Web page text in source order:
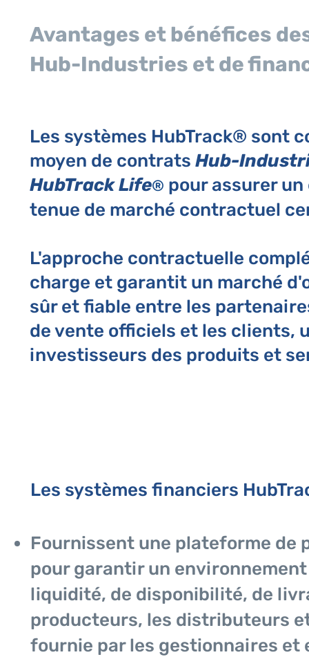
Avantages et bénéfices
Hub-Industries et de
Les systèmes HubTrack® sont
moyen de contrats Hub-
HubTrack Life® pour assurer
tenue de marché contractuel
L'approche contractuelle
charge et garantit un marché
sûr et fiable entre les
de vente officiels et les clients,
investisseurs des produits et
Les systèmes financiers
​Fournissent une plateforme de
pour garantir un
liquidité, de disponibilité, de
producteurs, les distributeurs
fournie par les gestionnaires et